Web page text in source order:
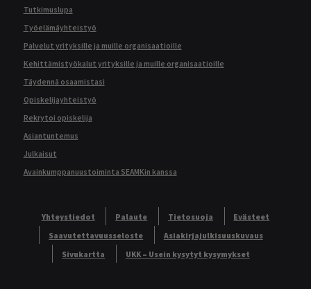
Tutkimuslupa
Työelämäyhteistyö
Palvelut yrityksille ja muille organisaatioille
Kehittämistyökalut yrityksille ja muille organisaatioille
Täydennä osaamistasi
Opiskelijayhteistyö
Rekrytoi opiskelija
Asiantuntemus
Julkaisut
Avainkumppanuustoiminta SEAMKin kanssa
Yhteystiedot Palaute Tietosuoja
Evästeet
Saavutettavuusseloste
Asiakirjajulkisuuskuvaus
Sivukartta
UKK – Usein kysytyt kysymykset